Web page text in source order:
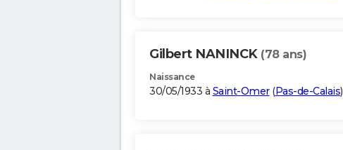
Gilbert NANINCK (78 ans)
Naissance
30/05/1933 à Saint-Omer(Pas-de-Calais)